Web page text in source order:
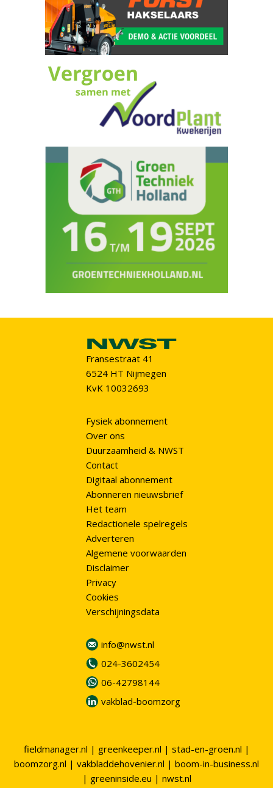
Fransestraat 41
6524 HT Nijmegen
KvK 10032693
Fysiek abonnement
Over ons
Duurzaamheid & NWST
Contact
Digitaal abonnement
Abonneren nieuwsbrief
Het team
Redactionele spelregels
Adverteren
Algemene voorwaarden
Disclaimer
Privacy
Cookies
Verschijningsdata
info@nwst.nl
024-3602454
06-42798144
vakblad-boomzorg
fieldmanager.nl | greenkeeper.nl | stad-en-groen.nl |
boomzorg.nl | vakbladdehovenier.nl | boom-in-business.nl
| greeninside.eu | nwst.nl